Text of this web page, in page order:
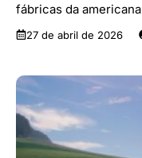
fábricas da americana
27 de abril de 2026